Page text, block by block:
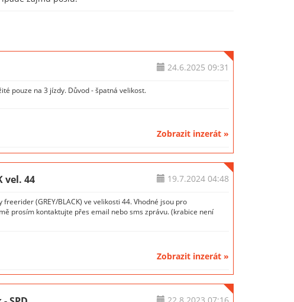
24.6.2025 09:31
pouze na 3 jízdy. Důvod - špatná velikost.
Zobrazit inzerát »
vel. 44 19.7.202404:48
(GREY/BLACK) ve velikosti 44. Vhodné jsou pro
prosím kontaktujte přes email nebo sms zprávu. (krabice není
Zobrazit inzerát »
22.8.2023 07:16